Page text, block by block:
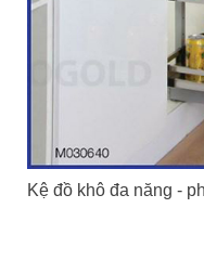
Kệ đồ khô đa năng -